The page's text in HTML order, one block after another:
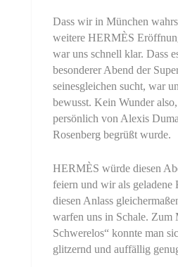
Dass wir in München
weitere HERMÈS
war uns schnell klar. Dass
besonderer Abend der
seinesgleichen sucht, war
bewusst. Kein Wunder
persönlich von Alexis
Rosenberg begrüßt wurde.
HERMÈS würde diesen
feiern und wir als geladene
diesen Anlass
warfen uns in Schale. Zum
Schwerelos“ konnte man
glitzernd und auffällig